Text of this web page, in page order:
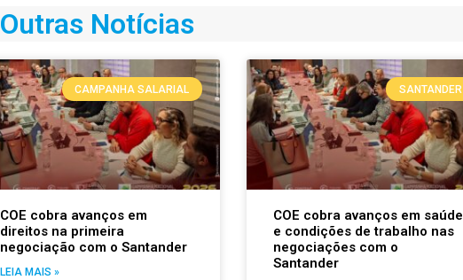
Outras Notícias
CAMPANHA SALARIAL
COE cobra avanços em
direitos na primeira
negociação com o Santander
LEIA MAIS »
SANTANDER
COE cobra avanços em saúde
e condições de trabalho nas
negociações com o
Santander